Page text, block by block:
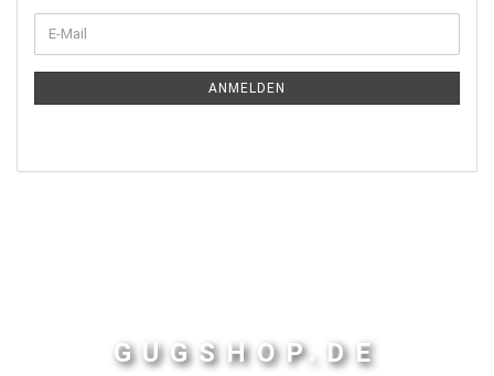
ANMELDEN
GUGSHOP.DE